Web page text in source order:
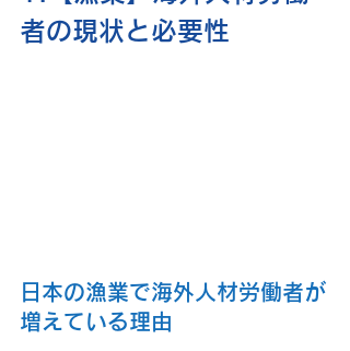
者の現状と必要性
日本の漁業で海外人材労働者が
増えている理由